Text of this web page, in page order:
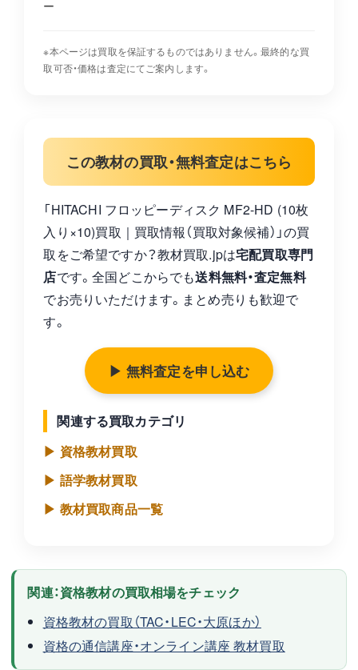
ー
※本ページは買取を保証するものではありません。最終的な買
取可否・価格は査定にてご案内します。
この教材の買取・無料査定はこちら
「HITACHI フロッピーディスク MF2-HD (10枚
入り×10)買取｜買取情報（買取対象候補）」の買
取をご希望ですか？教材買取.jpは宅配買取専門
店です。全国どこからでも送料無料・査定無料
でお売りいただけます。まとめ売りも歓迎で
す。
▶ 無料査定を申し込む
関連する買取カテゴリ
▶ 資格教材買取
▶ 語学教材買取
▶ 教材買取商品一覧
関連：資格教材の買取相場をチェック
資格教材の買取（TAC・LEC・大原ほか）
資格の通信講座・オンライン講座 教材買取